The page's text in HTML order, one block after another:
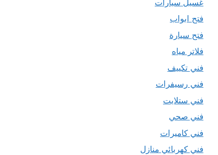
غسيل سيارات
فتح ابواب
فتح سيارة
فلاتر مياه
فني تكييف
فني رسيفرات
فني ستلايت
فني صحي
فني كاميرات
فني كهربائي منازل